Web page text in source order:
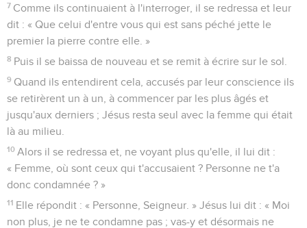
7 Comme ils continuaient à l'interroger, il se redressa et leur
dit : « Que celui d'entre vous qui est sans péché jette le
premier la pierre contre elle. »
8 Puis il se baissa de nouveau et se remit à écrire sur le sol.
9 Quand ils entendirent cela, accusés par leur conscience ils
se retirèrent un à un, à commencer par les plus âgés et
jusqu'aux derniers ; Jésus resta seul avec la femme qui était
là au milieu.
10 Alors il se redressa et, ne voyant plus qu'elle, il lui dit :
« Femme, où sont ceux qui t'accusaient ? Personne ne t'a
donc condamnée ? »
11 Elle répondit : « Personne, Seigneur. » Jésus lui dit : « Moi
non plus, je ne te condamne pas ; vas-y et désormais ne